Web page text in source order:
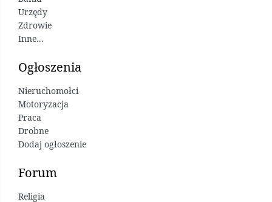
Urzędy
Zdrowie
Inne...
Ogłoszenia
Nieruchomołci
Motoryzacja
Praca
Drobne
Dodaj ogłoszenie
Forum
Religia